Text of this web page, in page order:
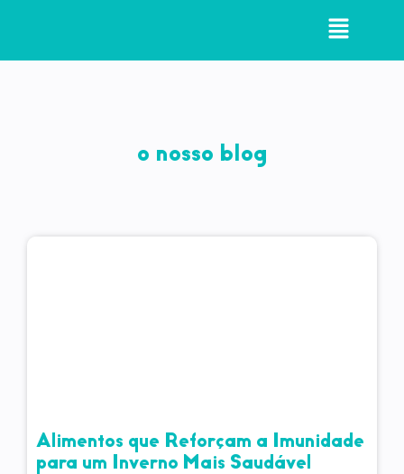
o nosso blog
Alimentos que Reforçam a Imunidade
para um Inverno Mais Saudável